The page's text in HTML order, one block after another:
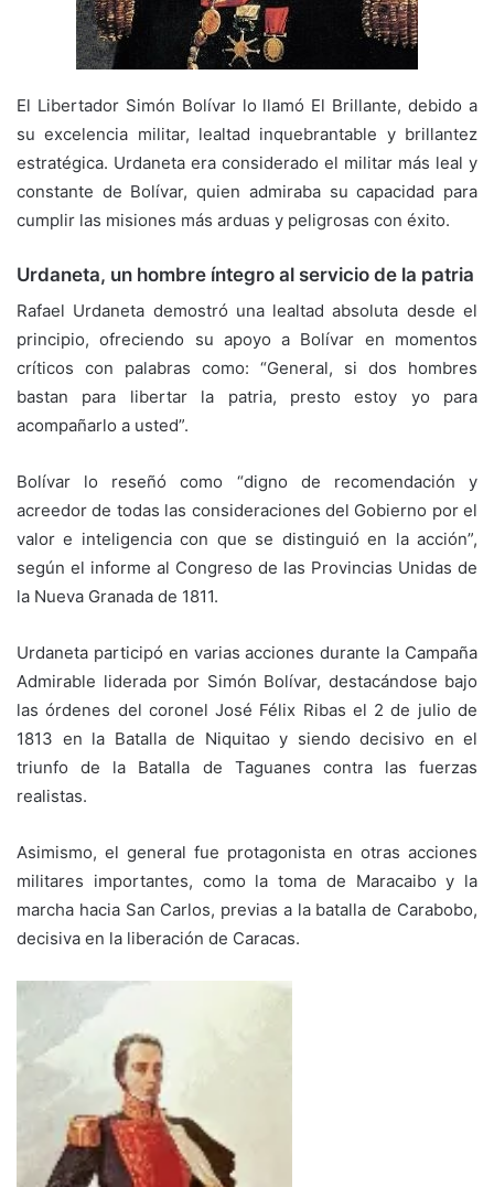
El Libertador Simón Bolívar lo llamó El Brillante, debido a
su excelencia militar, lealtad inquebrantable y brillantez
estratégica. Urdaneta era considerado el militar más leal y
constante de Bolívar, quien admiraba su capacidad para
cumplir las misiones más arduas y peligrosas con éxito.
Urdaneta, un hombre íntegro al servicio de la patria
Rafael Urdaneta demostró una lealtad absoluta desde el
principio, ofreciendo su apoyo a Bolívar en momentos
críticos con palabras como: “General, si dos hombres
bastan para libertar la patria, presto estoy yo para
acompañarlo a usted”.
Bolívar lo reseñó como “digno de recomendación y
acreedor de todas las consideraciones del Gobierno por el
valor e inteligencia con que se distinguió en la acción”,
según el informe al Congreso de las Provincias Unidas de
la Nueva Granada de 1811.
Urdaneta participó en varias acciones durante la Campaña
Admirable liderada por Simón Bolívar, destacándose bajo
las órdenes del coronel José Félix Ribas el 2 de julio de
1813 en la Batalla de Niquitao y siendo decisivo en el
triunfo de la Batalla de Taguanes contra las fuerzas
realistas.
Asimismo, el general fue protagonista en otras acciones
militares importantes, como la toma de Maracaibo y la
marcha hacia San Carlos, previas a la batalla de Carabobo,
decisiva en la liberación de Caracas.